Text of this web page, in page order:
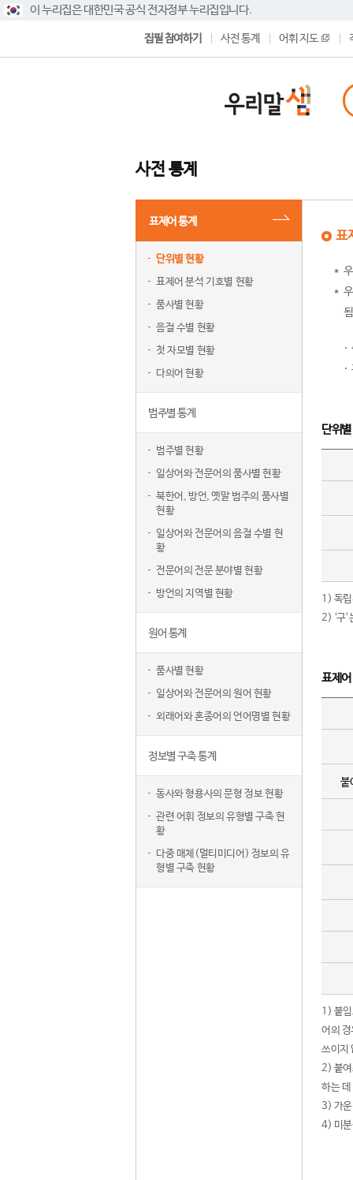
이 누리집은 대한민국 공식 전자정부 누리집입니다.
집필 참여하기 사전 통계 어휘 지도
사전 통계
표제어 통계
단위별 현황
표제어 분석 기호별 현황
품사별 현황
음절 수별 현황
첫 자모별 현황
다의어 현황
범주별 통계
범주별 현황
일상어와 전문어의 품사별 현황
북한어, 방언, 옛말 범주의 품사별
현황
일상어와 전문어의 음절 수별 현
황
전문어의 전문 분야별 현황
방언의 지역별 현황
원어 통계
품사별 현황
일상어와 전문어의 원어 현황
외래어와 혼종어의 언어명별 현황
정보별 구축 통계
동사와 형용사의 문형 정보 현황
관련 어휘 정보의 유형별 구축 현
황
다중 매체(멀티미디어) 정보의 유
형별 구축 현황
표
단위
1) 독립
2) ‘구
표제
붙
1) 붙
어의
쓰이지
2) 붙여
하는
3) 가운
4) 미분